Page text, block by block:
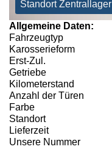
Standort Zentrallager
Allgemeine Daten:
Fahrzeugtyp
Karosserieform
Erst-Zul.
Getriebe
Kilometerstand
Anzahl der Türen
Farbe
Standort
Lieferzeit
Unsere Nummer